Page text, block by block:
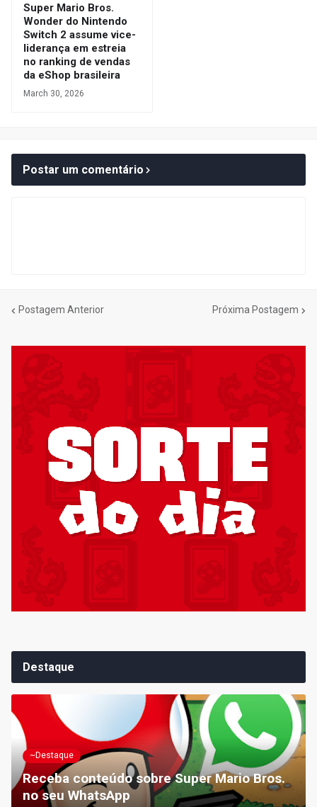
Super Mario Bros.
Wonder do Nintendo
Switch 2 assume vice-
liderança em estreia
no ranking de vendas
da eShop brasileira
March 30, 2026
Postar um comentário
Postagem Anterior Próxima Postagem
Destaque
~Destaque
Receba conteúdo sobre Super Mario Bros.
no seu WhatsApp